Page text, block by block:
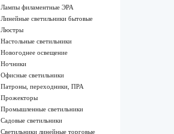
Лампы филаментные ЭРА
Линейные светильники бытовые
Люстры
Настольные светильники
Новогоднее освещение
Ночники
Офисные светильники
Патроны, переходники, ПРА
Прожекторы
Промышленные светильники
Садовые светильники
Светильники линейные торговые